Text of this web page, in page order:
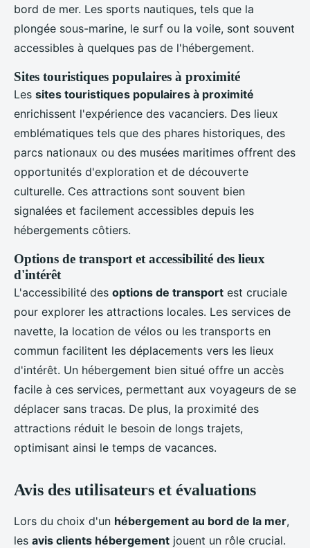
bord de mer. Les sports nautiques, tels que la
plongée sous-marine, le surf ou la voile, sont souvent
accessibles à quelques pas de l'hébergement.
Sites touristiques populaires à proximité
Les sites touristiques populaires à proximité
enrichissent l'expérience des vacanciers. Des lieux
emblématiques tels que des phares historiques, des
parcs nationaux ou des musées maritimes offrent des
opportunités d'exploration et de découverte
culturelle. Ces attractions sont souvent bien
signalées et facilement accessibles depuis les
hébergements côtiers.
Options de transport et accessibilité des lieux
d'intérêt
L'accessibilité des options de transport est cruciale
pour explorer les attractions locales. Les services de
navette, la location de vélos ou les transports en
commun facilitent les déplacements vers les lieux
d'intérêt. Un hébergement bien situé offre un accès
facile à ces services, permettant aux voyageurs de se
déplacer sans tracas. De plus, la proximité des
attractions réduit le besoin de longs trajets,
optimisant ainsi le temps de vacances.
Avis des utilisateurs et évaluations
Lors du choix d'un hébergement au bord de la mer,
les avis clients hébergement jouent un rôle crucial.